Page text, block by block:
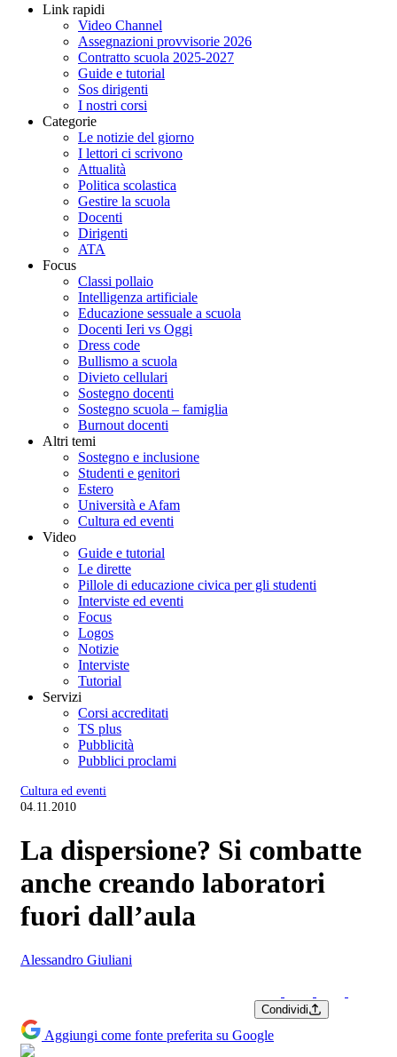
Link rapidi
Video Channel
Assegnazioni provvisorie 2026
Contratto scuola 2025-2027
Guide e tutorial
Sos dirigenti
I nostri corsi
Categorie
Le notizie del giorno
I lettori ci scrivono
Attualità
Politica scolastica
Gestire la scuola
Docenti
Dirigenti
ATA
Focus
Classi pollaio
Intelligenza artificiale
Educazione sessuale a scuola
Docenti Ieri vs Oggi
Dress code
Bullismo a scuola
Divieto cellulari
Sostegno docenti
Sostegno scuola – famiglia
Burnout docenti
Altri temi
Sostegno e inclusione
Studenti e genitori
Estero
Università e Afam
Cultura ed eventi
Video
Guide e tutorial
Le dirette
Pillole di educazione civica per gli studenti
Interviste ed eventi
Focus
Logos
Notizie
Interviste
Tutorial
Servizi
Corsi accreditati
TS plus
Pubblicità
Pubblici proclami
Cultura ed eventi
04.11.2010
La dispersione? Si combatte
anche creando laboratori
fuori dall’aula
Alessandro Giuliani
Condividi
Aggiungi come fonte preferita su Google